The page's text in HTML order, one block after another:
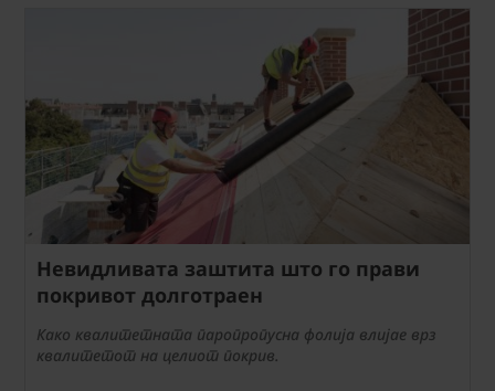
Невидливата заштита што го прави
покривот долготраен
Како квалитетната паропропусна фолија влијае врз
квалитетот на целиот покрив.